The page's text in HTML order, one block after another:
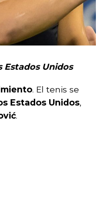
Estados Unidos
. El tenis se
Estados Unidos,
.